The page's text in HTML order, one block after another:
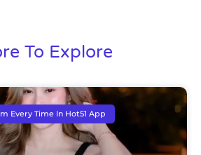
To Explore
Every Time In Hot51 App